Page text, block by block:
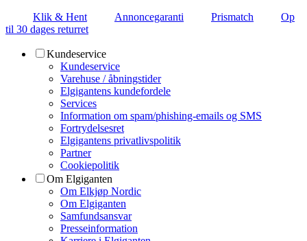
Klik & Hent Annoncegaranti Prismatch
Op
til 30 dages returret
Kundeservice
Kundeservice
Varehuse / åbningstider
Elgigantens kundefordele
Services
Information om spam/phishing-emails og SMS
Fortrydelsesret
Elgigantens privatlivspolitik
Partner
Cookiepolitik
Om Elgiganten
Om Elkjøp Nordic
Om Elgiganten
Samfundsansvar
Presseinformation